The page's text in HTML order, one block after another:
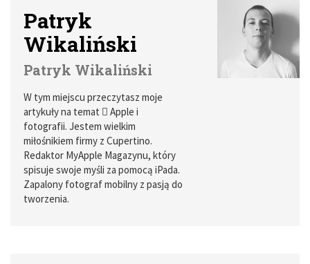
Patryk
Wikaliński
Patryk Wikaliński
W tym miejscu przeczytasz moje
artykuły na temat  Apple i
fotografii. Jestem wielkim
miłośnikiem firmy z Cupertino.
Redaktor MyApple Magazynu, który
spisuje swoje myśli za pomocą iPada.
Zapalony fotograf mobilny z pasją do
tworzenia.